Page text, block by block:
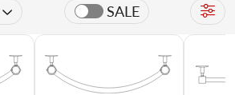
SALE